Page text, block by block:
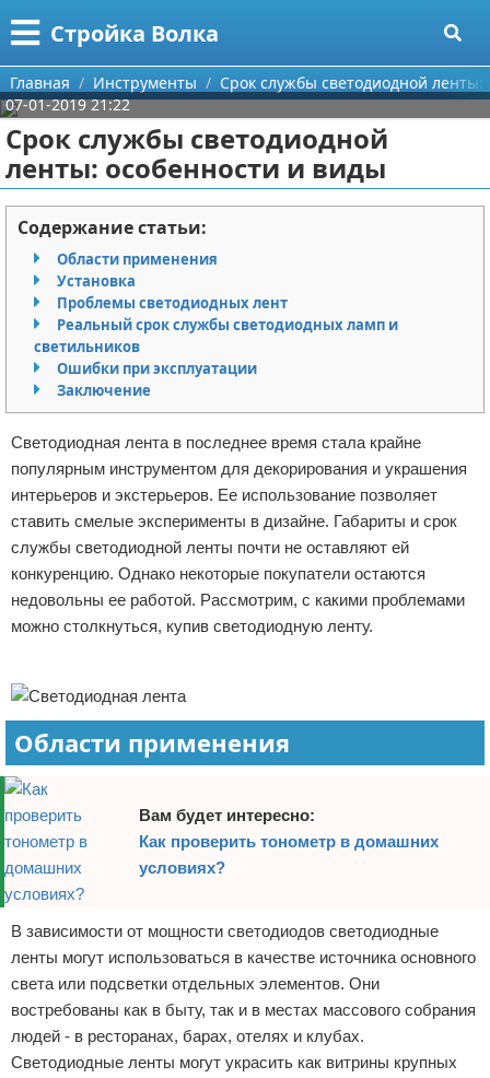
Стройка Волка
Меню
Главная
Категории
Строительство
Мебель
Интерьер и дизайн
Дизайн дачи
Дизайн квартиры
Кухня
Посуда
Ремонт
Ремонт дачи
Ремонт квартиры
Инструменты
Ванная
Домашний быт
Коммунальные услуги
Сантехника
Стройматериалы
Разное
Поиск
О проекте
Контакты
Сотрудничество
Размещение рекламы
Для правообладателей
Условия предоставления информации
Отказ от ответственности
Главная Инструменты
Срок службы светодиодной
07-01-2019 21:22
Срок службы светодиодной
ленты: особенности и виды
Содержание статьи:
Области применения
Установка
Проблемы светодиодных лент
Реальный срок службы светодиодных ламп и
светильников
Ошибки при эксплуатации
Заключение
Светодиодная лента в последнее время стала крайне
популярным инструментом для декорирования и украшения
интерьеров и экстерьеров. Ее использование позволяет
ставить смелые эксперименты в дизайне. Габариты и срок
службы светодиодной ленты почти не оставляют ей
конкуренцию. Однако некоторые покупатели остаются
недовольны ее работой. Рассмотрим, с какими проблемами
можно столкнуться, купив светодиодную ленту.
Области применения
Вам будет интересно:
Как проверить тонометр в домашних
условиях?
В зависимости от мощности светодиодов светодиодные
ленты могут использоваться в качестве источника основного
света или подсветки отдельных элементов. Они
востребованы как в быту, так и в местах массового собрания
людей - в ресторанах, барах, отелях и клубах.
Светодиодные ленты могут украсить как витрины крупных